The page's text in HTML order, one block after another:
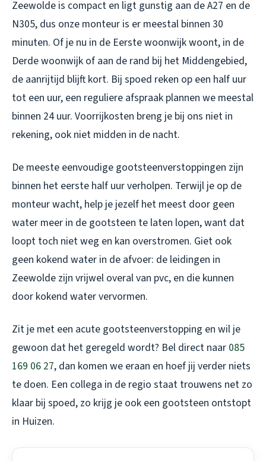
Zeewolde is compact en ligt gunstig aan de A27 en de
N305, dus onze monteur is er meestal binnen 30
minuten. Of je nu in de Eerste woonwijk woont, in de
Derde woonwijk of aan de rand bij het Middengebied,
de aanrijtijd blijft kort. Bij spoed reken op een half uur
tot een uur, een reguliere afspraak plannen we meestal
binnen 24 uur. Voorrijkosten breng je bij ons niet in
rekening, ook niet midden in de nacht.
De meeste eenvoudige gootsteenverstoppingen zijn
binnen het eerste half uur verholpen. Terwijl je op de
monteur wacht, help je jezelf het meest door geen
water meer in de gootsteen te laten lopen, want dat
loopt toch niet weg en kan overstromen. Giet ook
geen kokend water in de afvoer: de leidingen in
Zeewolde zijn vrijwel overal van pvc, en die kunnen
door kokend water vervormen.
Zit je met een acute gootsteenverstopping en wil je
gewoon dat het geregeld wordt? Bel direct naar 085
169 06 27, dan komen we eraan en hoef jij verder niets
te doen. Een collega in de regio staat trouwens net zo
klaar bij spoed, zo krijg je ook een gootsteen ontstopt
in Huizen.